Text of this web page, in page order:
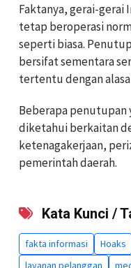
Faktanya, gerai-gerai
tetap beroperasi
seperti biasa.
bersifat sementara
tertentu dengan
Beberapa penutupan
diketahui berkaitan
ketenagakerjaan,
pemerintah daerah.
Kata Kunci /
fakta informasi Hoaks
layanan pelanggan